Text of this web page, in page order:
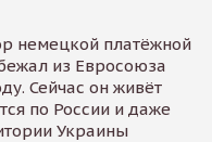
немецкой платёжной
из Евросоюза
Сейчас он живёт
по России и даже
Украины